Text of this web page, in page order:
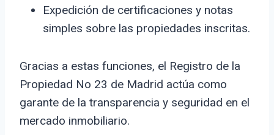
Expedición de certificaciones y notas
simples sobre las propiedades inscritas.
Gracias a estas funciones, el Registro de la
Propiedad No 23 de Madrid actúa como
garante de la transparencia y seguridad en el
mercado inmobiliario.